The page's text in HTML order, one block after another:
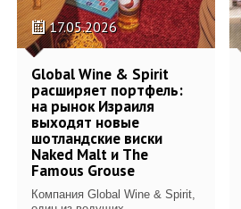
17.05.2026
Global Wine & Spirit
расширяет портфель:
на рынок Израиля
выходят новые
шотландские виски
Naked Malt и The
Famous Grouse
Компания Global Wine & Spirit,